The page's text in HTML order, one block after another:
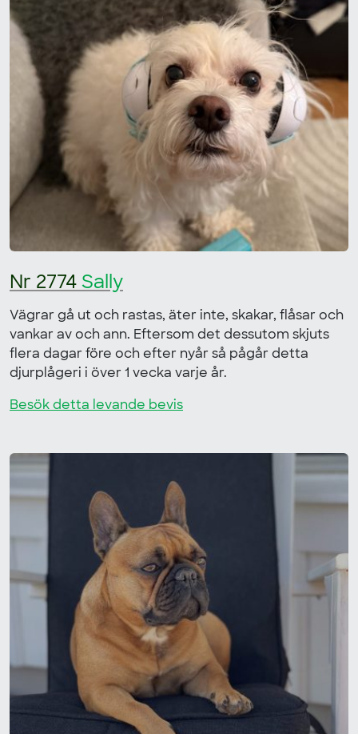
Nr 2774Sally
Vägrar gå ut och rastas, äter inte, skakar, flåsar och
vankar av och ann. Eftersom det dessutom skjuts
flera dagar före och efter nyår så pågår detta
djurplågeri i över 1 vecka varje år.
Besök detta levande bevis